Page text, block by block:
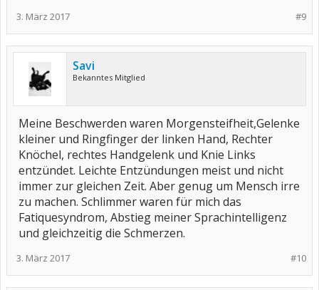
#9
3. März 2017
Savi
Bekanntes Mitglied
Meine Beschwerden waren Morgensteifheit,Gelenke
kleiner und Ringfinger der linken Hand, Rechter
Knöchel, rechtes Handgelenk und Knie Links
entzündet. Leichte Entzündungen meist und nicht
immer zur gleichen Zeit. Aber genug um Mensch irre
zu machen. Schlimmer waren für mich das
Fatiquesyndrom, Abstieg meiner Sprachintelligenz
und gleichzeitig die Schmerzen.
#10
3. März 2017